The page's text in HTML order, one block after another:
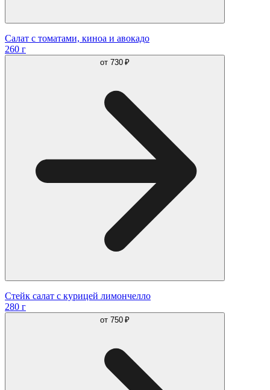
Салат с томатами, киноа и авокадо
260 г
от 730 ₽
Стейк салат с курицей лимончелло
280 г
от 750 ₽